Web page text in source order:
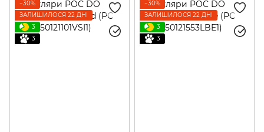
−30%
ЗАЛИШИЛОСЯ 22 ДНІ
3
3
−30%
ЗАЛИШИЛОСЯ 22 ДНІ
3
3